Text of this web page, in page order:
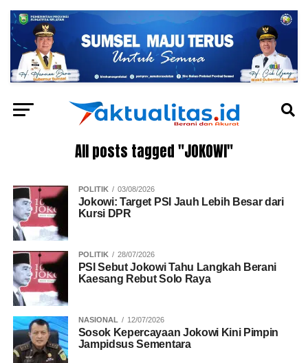
All posts tagged "JOKOWI"
POLITIK 03/08/2026
Jokowi: Target PSI Jauh Lebih Besar dari
Kursi DPR
POLITIK 28/07/2026
PSI Sebut Jokowi Tahu Langkah Berani
Kaesang Rebut Solo Raya
NASIONAL 12/07/2026
Sosok Kepercayaan Jokowi Kini Pimpin
Jampidsus Sementara